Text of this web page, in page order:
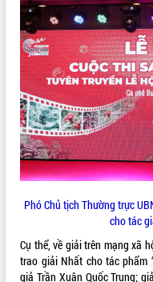
Kỳ họp thứ Hai, Hội đồng nhân dân
tỉnh khóa XI quyết nghị nhiều nội
quan trọng
Bí thư Tỉnh ủy Lương Nguyễn Minh
Triết thăm, tặng quà người có
cách mạng
Rà soát, hoàn thiện hệ thống thiết
văn hóa, thể thao đáp ứng yêu cầu
phát triển mới
Thường trực HĐND tỉnh Đắk Lắk
mặt Đoàn chuyên gia y tế TP. Hồ
Minh
Lễ truy điệu và an táng hài cốt
tại Nghĩa trang Liệt sĩ xã Sơn Hòa
Bàn giải pháp tháo gỡ khó khăn
xuất khẩu sầu riêng và triển khai
LIÊN KẾT WEB
THỐNG KÊ TRUY CẬP
Hôm nay: 17961
Phó Chủ tịch Thường trực
cho tác
Cụ thể, về giải trên mạng xã
trao giải Nhất cho tác phẩm
giả Trần Xuân Quốc Trung;